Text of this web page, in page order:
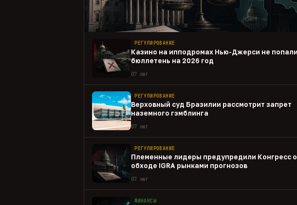
РЕГУЛИРОВАНИЕ
Казино на ипподромах Нью-Джерси не
бюллетень на 2026 год
07 авг
РЕГУЛИРОВАНИЕ
Верховный суд Бразилии рассмотрит запрет
наземного гэмблинга
07 авг
РЕГУЛИРОВАНИЕ
Племенные лидеры предупредили Конгресс
обходе IGRA рынками прогнозов
07 авг
ФИНАНСЫ